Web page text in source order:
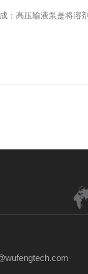
高压输液泵是将溶